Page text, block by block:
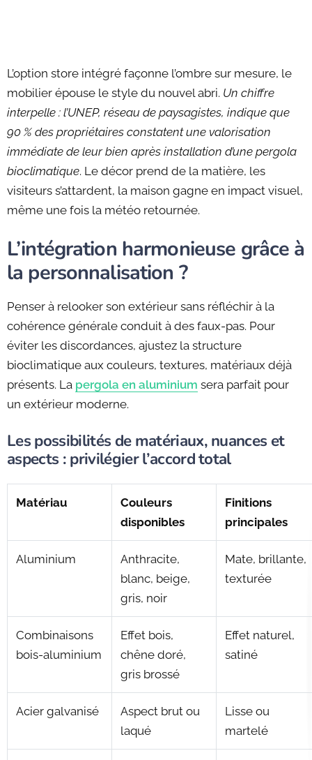
L’option store intégré façonne l’ombre sur mesure, le
mobilier épouse le style du nouvel abri. Un chiffre
interpelle : l’UNEP, réseau de paysagistes, indique que
90 % des propriétaires constatent une valorisation
immédiate de leur bien après installation d’une pergola
bioclimatique. Le décor prend de la matière, les
visiteurs s’attardent, la maison gagne en impact visuel,
même une fois la météo retournée.
L’intégration harmonieuse grâce à
la personnalisation ?
Penser à relooker son extérieur sans réfléchir à la
cohérence générale conduit à des faux-pas. Pour
éviter les discordances, ajustez la structure
bioclimatique aux couleurs, textures, matériaux déjà
présents. La pergola en aluminium sera parfait pour
un extérieur moderne.
Les possibilités de matériaux, nuances et
aspects : privilégier l’accord total
Matériau
Couleurs
disponibles
Finitions
principales
Aluminium
Anthracite,
blanc, beige,
gris, noir
Mate, brillante,
texturée
Combinaisons
bois-aluminium
Effet bois,
chêne doré,
gris brossé
Effet naturel,
satiné
Acier galvanisé
Aspect brut ou
laqué
Lisse ou
martelé